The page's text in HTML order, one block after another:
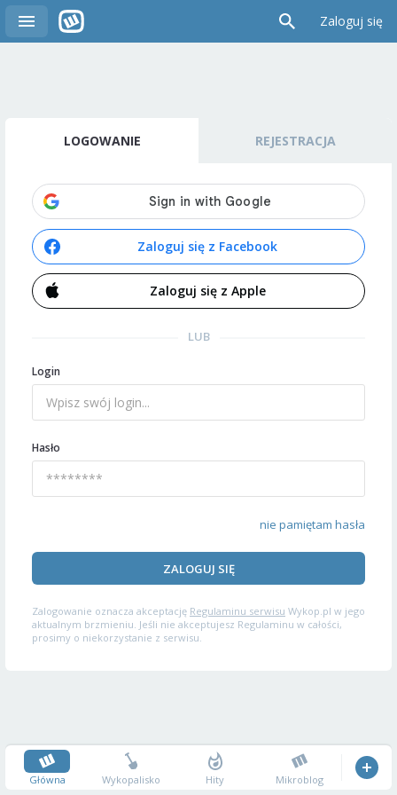
Zaloguj się
LOGOWANIE REJESTRACJA
Zaloguj się z Facebook
Zaloguj się z Apple
LUB
Login
Hasło
nie pamiętam hasła
ZALOGUJ SIĘ
Zalogowanie oznacza akceptację Regulaminu serwisu Wykop.pl w jego
aktualnym brzmieniu. Jeśli nie akceptujesz Regulaminu w całości,
prosimy o niekorzystanie z serwisu.
Główna Wykopalisko Hity Mikroblog